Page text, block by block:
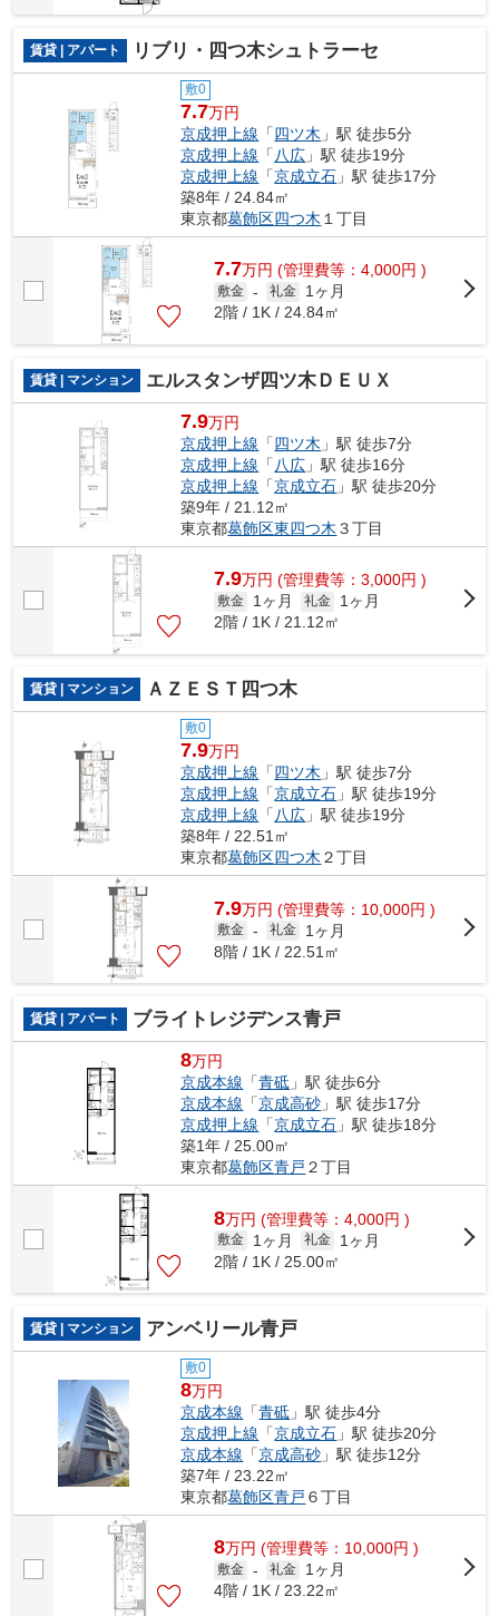
賃貸 | アパート リブリ・四つ木シュトラーセ
敷0
7.7万円
京成押上線 「四ツ木 」駅 徒歩5分
京成押上線 「 八広 」駅 徒歩19分
京成押上線 「京成立石 」駅 徒歩17分
築8年 / 24.84㎡
東京都葛飾区四つ木 １丁目
7.7万円 (管理費等：4,000円 )
敷金 - 礼金
1ヶ月
2階 / 1K / 24.84㎡
賃貸 | マンション エルスタンザ四ツ木ＤＥＵＸ
7.9万円
京成押上線 「四ツ木 」駅 徒歩7分
京成押上線 「八広 」駅 徒歩16分
京成押上線 「京成立石 」駅 徒歩20分
築9年 / 21.12㎡
東京都葛飾区東四つ木 ３丁目
7.9万円 (管理費等：3,000円 )
敷金 1ヶ月 礼金
1ヶ月
2階 / 1K / 21.12㎡
賃貸 | マンション ＡＺＥＳＴ四つ木
敷0
7.9万円
京成押上線 「四ツ木 」駅 徒歩7分
京成押上線 「京成立石 」駅 徒歩19分
京成押上線 「八広 」駅 徒歩19分
築8年 / 22.51㎡
東京都葛飾区四つ木 ２丁目
7.9万円 (管理費等：10,000円 )
敷金 - 礼金
1ヶ月
8階 / 1K / 22.51㎡
賃貸 | アパート ブライトレジデンス青戸
8万円
京成本線 「青砥 」駅 徒歩6分
京成本線 「京成高砂 」駅 徒歩17分
京成押上線 「京成立石 」駅 徒歩18分
築1年 / 25.00㎡
東京都葛飾区青戸 ２丁目
8万円 (管理費等：4,000円 )
敷金 1ヶ月 礼金
1ヶ月
2階 / 1K / 25.00㎡
賃貸 | マンション アンベリール青戸
敷0
8万円
京成本線 「青砥 」駅 徒歩4分
京成押上線 「京成立石 」駅 徒歩20分
京成本線 「京成高砂 」駅 徒歩12分
築7年 / 23.22㎡
東京都葛飾区青戸 ６丁目
8万円 (管理費等：10,000円 )
敷金 - 礼金
1ヶ月
4階 / 1K / 23.22㎡